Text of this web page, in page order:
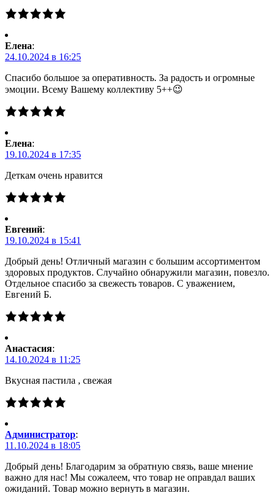
Елена:
24.10.2024 в 16:25
Спасибо большое за оперативность. За радость и огромные
эмоции. Всему Вашему коллективу 5++😉
Елена:
19.10.2024 в 17:35
Деткам очень нравится
Евгений:
19.10.2024 в 15:41
Добрый день! Отличный магазин с большим ассортиментом
здоровых продуктов. Случайно обнаружили магазин, повезло.
Отдельное спасибо за свежесть товаров. С уважением,
Евгений Б.
Анастасия:
14.10.2024 в 11:25
Вкусная пастила , свежая
Администратор:
11.10.2024 в 18:05
Добрый день! Благодарим за обратную связь, ваше мнение
важно для нас! Мы сожалеем, что товар не оправдал ваших
ожиданий. Товар можно вернуть в магазин.